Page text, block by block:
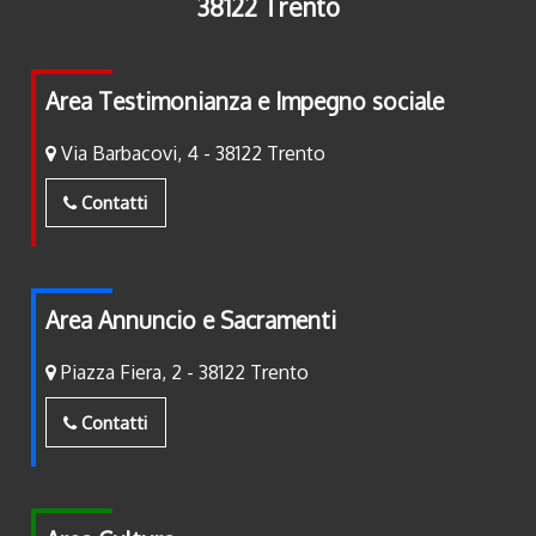
38122 Trento
Area Testimonianza e Impegno sociale
Via Barbacovi, 4 - 38122 Trento
Contatti
Area Annuncio e Sacramenti
Piazza Fiera, 2 - 38122 Trento
Contatti